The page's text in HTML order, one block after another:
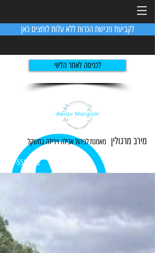
לקביעת פגישת הכרות ללא עלות לוחצים כאן
לכניסה לאתר הליווי
מירב מרגולין מאמנת לניהול אכילה וירידהבמשקל
054-5551982